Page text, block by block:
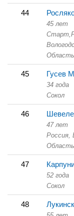
44
45 лет
Старт,
45 Гусев
34 года
Сокол
46
47 лет
Россия,
47
52 года
Сокол
48